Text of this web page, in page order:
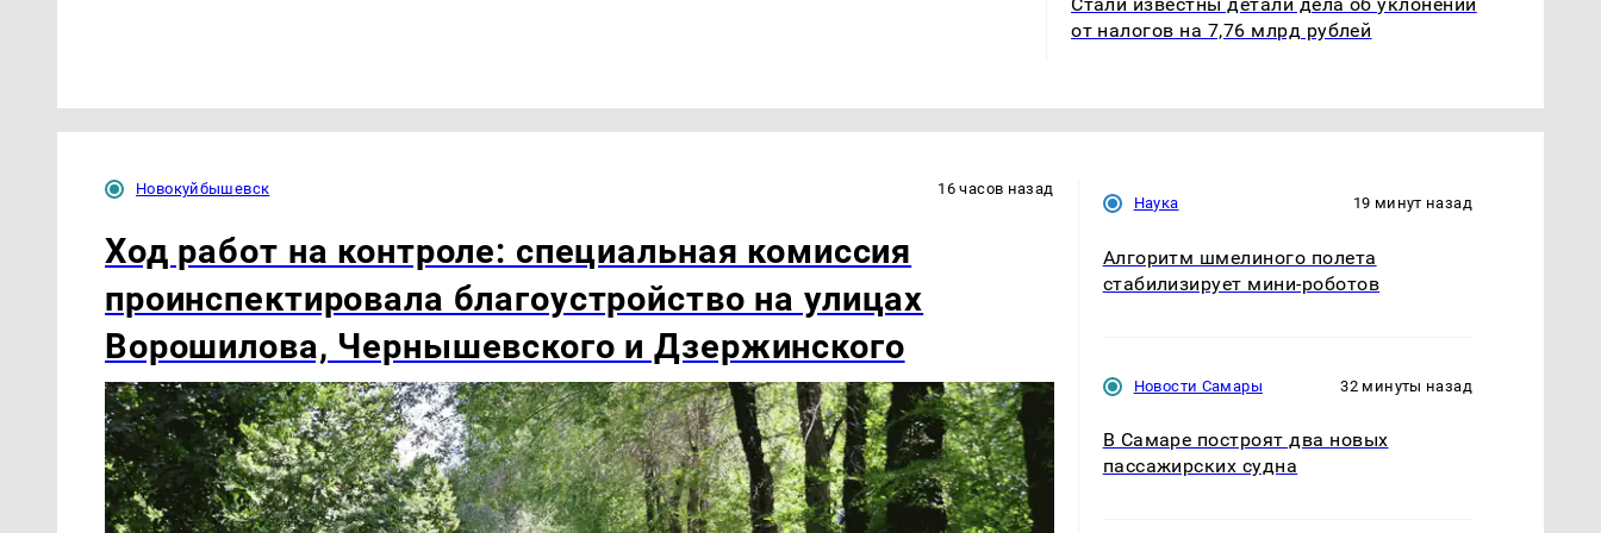
Стали известны детали дела об уклонении
от налогов на 7,76 млрд рублей
Новокуйбышевск 16 часов назад
Ход работ на контроле: специальная комиссия
проинспектировала благоустройство на улицах
Ворошилова, Чернышевского и Дзержинского
Наука 19 минут назад
Алгоритм шмелиного полета
стабилизирует мини-роботов
Новости Самары 32 минуты назад
В Самаре построят два новых
пассажирских судна